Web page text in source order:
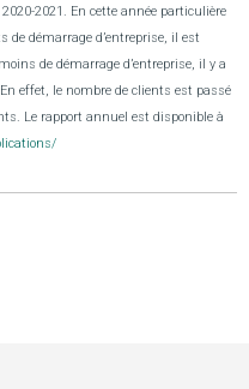
2021. En cette année particulière
démarrage d’entreprise, il est
de démarrage d’entreprise, il y a
effet, le nombre de clients est passé
Le rapport annuel est disponible à